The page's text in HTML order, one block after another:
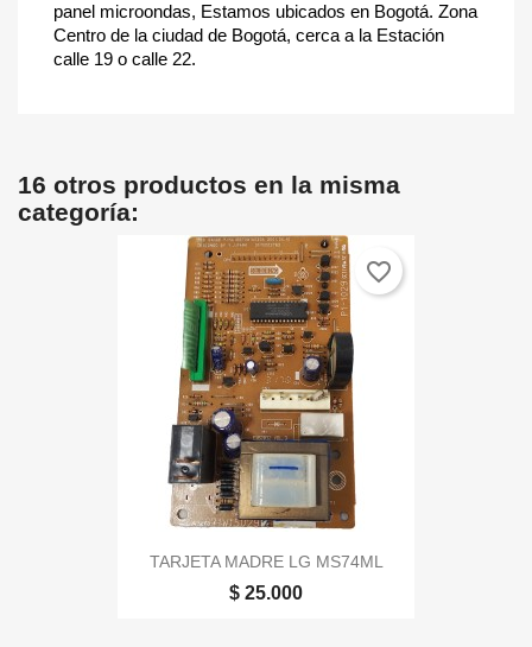
panel microondas, Estamos ubicados en Bogotá. Zona
Centro de la ciudad de Bogotá, cerca a la Estación
calle 19 o calle 22.
16 otros productos en la misma
categoría:
TARJETA MADRE LG MS74ML
$ 25.000
favorite_border